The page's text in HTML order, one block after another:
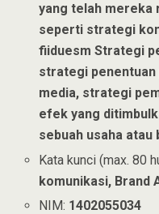
yang telah mereka
seperti strategi
fiiduesm Strategi
strategi
media, strategi
efek yang
sebuah usaha atau
Kata kunci (max. 80
komunikasi, Brand
NIM: 1402055034